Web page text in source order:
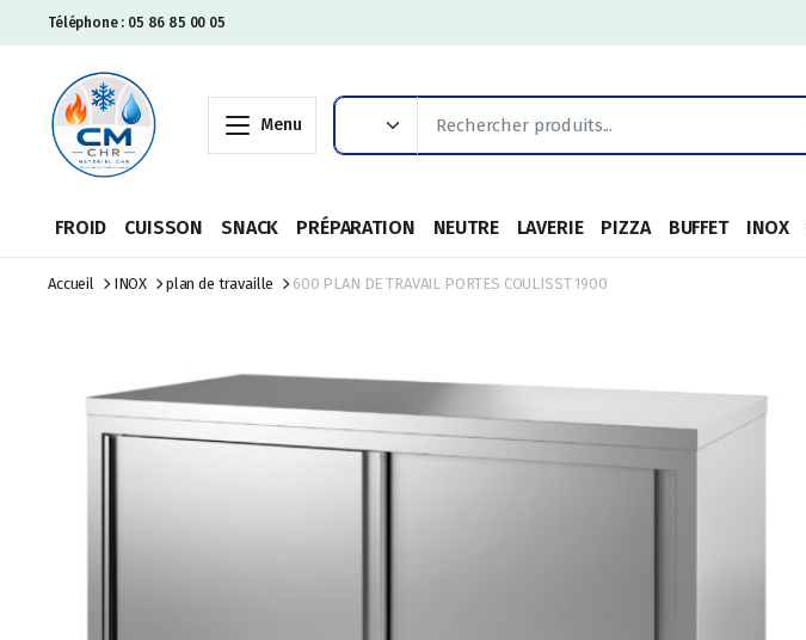
Téléphone : 05 86 85 00 05
Menu
FROID CUISSON SNACK PRÉPARATION NEUTRE LAVERIE PIZZA BUFFET INOX
Accueil INOX plan de travaille 600 PLAN DE TRAVAIL PORTES COULISST 1900